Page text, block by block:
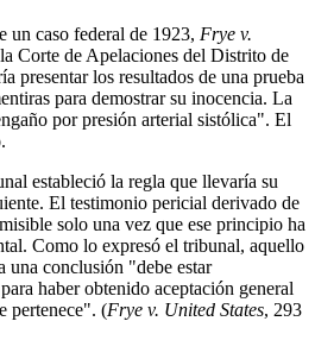
un caso federal de 1923, Frye v.
Corte de Apelaciones del Distrito de
presentar los resultados de una prueba
para demostrar su inocencia. La
por presión arterial sistólica". El
estableció la regla que llevaría su
El testimonio pericial derivado de
solo una vez que ese principio ha
Como lo expresó el tribunal, aquello
una conclusión "debe estar
haber obtenido aceptación general
pertenece". (Frye v. United States, 293